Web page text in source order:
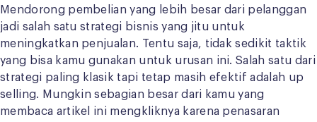
Mendorong pembelian yang lebih besar dari pelanggan
jadi salah satu strategi bisnis yang jitu untuk
meningkatkan penjualan. Tentu saja, tidak sedikit taktik
yang bisa kamu gunakan untuk urusan ini. Salah satu dari
strategi paling klasik tapi tetap masih efektif adalah up
selling. Mungkin sebagian besar dari kamu yang
membaca artikel ini mengkliknya karena penasaran